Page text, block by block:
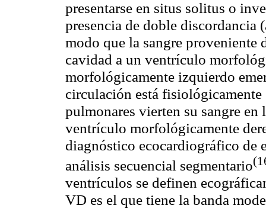
presentarse en situs solitus o
presencia de doble discordancia (
modo que la sangre proveniente
cavidad a un ventrículo
morfológicamente izquierdo
circulación está
pulmonares vierten su sangre
ventrículo morfológicamente
diagnóstico ecocardiográfico de
análisis secuencial segmentario(
ventrículos se definen
VD es el que tiene la banda